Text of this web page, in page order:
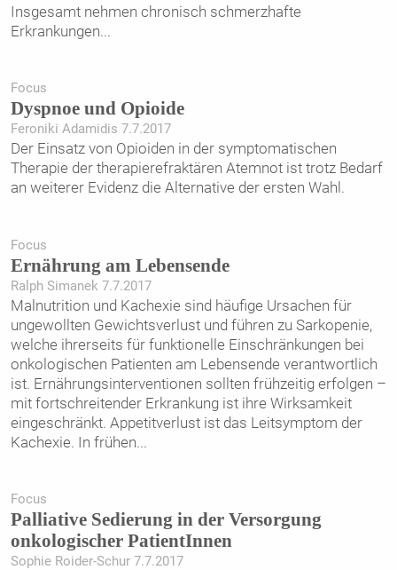
Insgesamt nehmen chronisch schmerzhafte
Erkrankungen...
Focus
Dyspnoe und Opioide
Feroniki Adamidis 7.7.2017
Der Einsatz von Opioiden in der symptomatischen
Therapie der therapierefraktären Atemnot ist trotz Bedarf
an weiterer Evidenz die Alternative der ersten Wahl.
Focus
Ernährung am Lebensende
Ralph Simanek 7.7.2017
Malnutrition und Kachexie sind häufige Ursachen für
ungewollten Gewichtsverlust und führen zu Sarkopenie,
welche ihrerseits für funktionelle Einschränkungen bei
onkologischen Patienten am Lebensende verantwortlich
ist. Ernährungsinterventionen sollten frühzeitig erfolgen –
mit fortschreitender Erkrankung ist ihre Wirksamkeit
eingeschränkt. Appetitverlust ist das Leitsymptom der
Kachexie. In frühen...
Focus
Palliative Sedierung in der Versorgung
onkologischer PatientInnen
Sophie Roider-Schur 7.7.2017